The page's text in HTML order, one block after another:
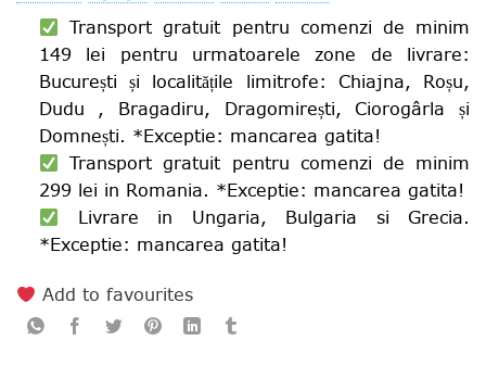
Transport gratuit pentru comenzi de minim
149 lei pentru urmatoarele zone de livrare:
București și localitățile limitrofe: Chiajna, Roșu,
Dudu , Bragadiru, Dragomirești, Ciorogârla și
Domnești. *Exceptie: mancarea gatita!
Transport gratuit pentru comenzi de minim
299 lei in Romania. *Exceptie: mancarea gatita!
Livrare in Ungaria, Bulgaria si Grecia.
*Exceptie: mancarea gatita!
Add to favourites